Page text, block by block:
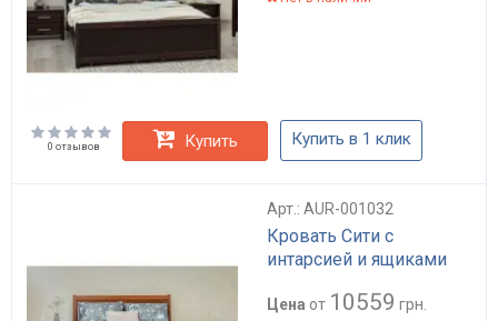
0 отзывов Купить Купить в 1 клик
Арт.: AUR-001032
Кровать Сити с
интарсией и ящиками
Цена от 10559 грн.